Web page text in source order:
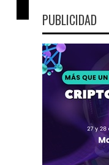
PUBLICIDAD